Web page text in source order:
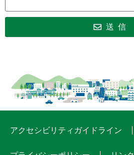
送信
アクセシビリティガイドライン